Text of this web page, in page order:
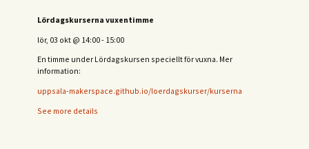
Lördagskurserna vuxentimme
lör, 03 okt @ 14:00- 15:00
En timme under Lördagskursen speciellt för vuxna. Mer
information:
uppsala-makerspace.github.io/loerdagskurser/kurserna
See more details